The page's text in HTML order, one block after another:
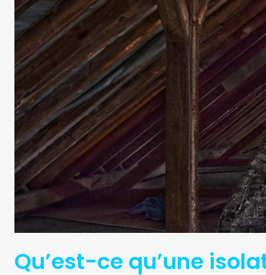
Qu’est-ce qu’une